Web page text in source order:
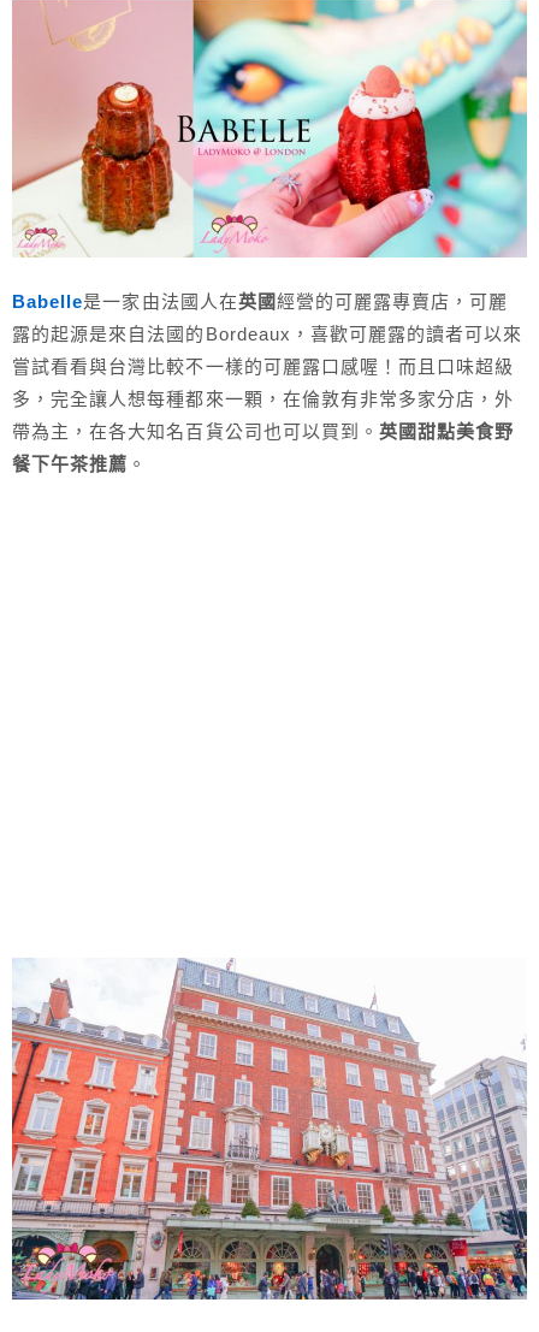
Babelle是一家由法國人在英國經營的可麗露專賣店，可麗
露的起源是來自法國的Bordeaux，喜歡可麗露的讀者可以來
嘗試看看與台灣比較不一樣的可麗露口感喔！而且口味超級
多，完全讓人想每種都來一顆，在倫敦有非常多家分店，外
帶為主，在各大知名百貨公司也可以買到。 英國甜點美食野
餐下午茶推薦 。